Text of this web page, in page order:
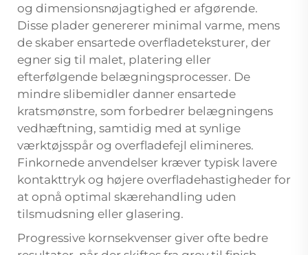
og dimensionsnøjagtighed er afgørende.
Disse plader genererer minimal varme, mens
de skaber ensartede overfladeteksturer, der
egner sig til malet, platering eller
efterfølgende belægningsprocesser. De
mindre slibemidler danner ensartede
kratsmønstre, som forbedrer belægningens
vedhæftning, samtidig med at synlige
værktøjsspår og overfladefejl elimineres.
Finkornede anvendelser kræver typisk lavere
kontakttryk og højere overfladehastigheder for
at opnå optimal skærehandling uden
tilsmudsning eller glasering.
Progressive kornsekvenser giver ofte bedre